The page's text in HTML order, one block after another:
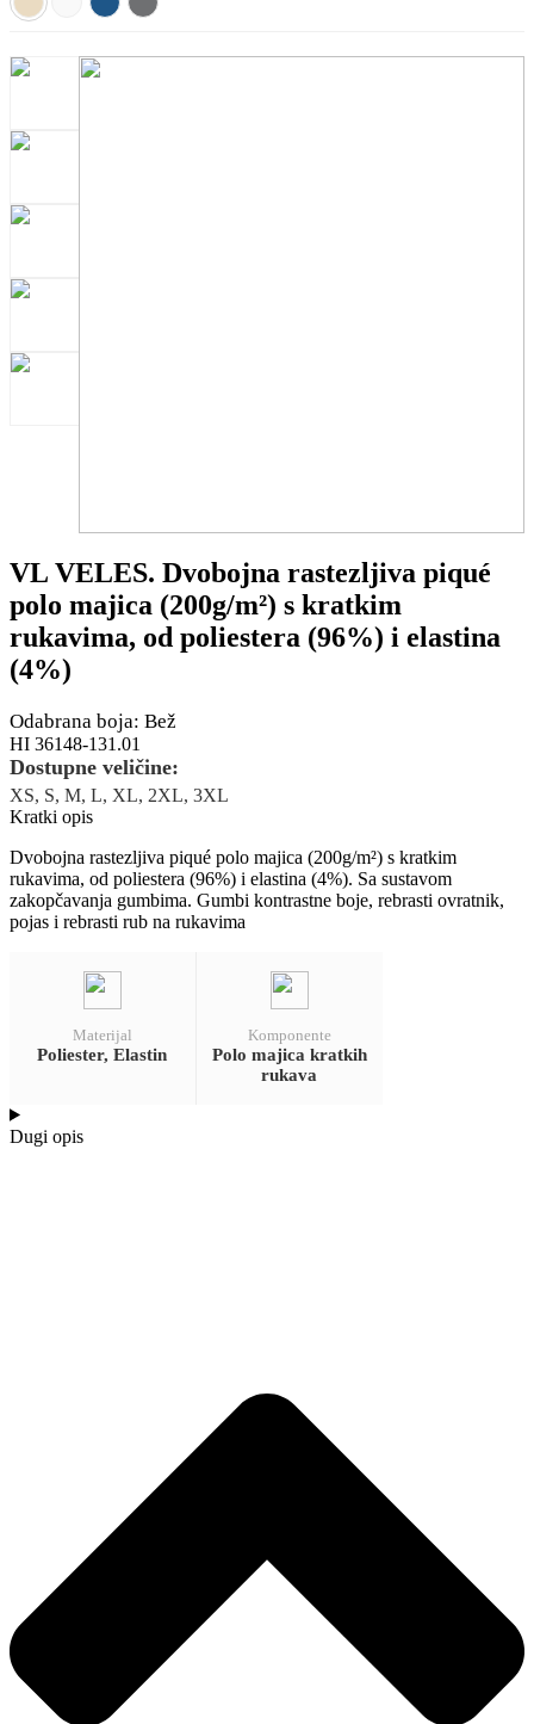
VL VELES. Dvobojna rastezljiva piqué
polo majica (200g/m²) s kratkim
rukavima, od poliestera (96%) i elastina
(4%)
Odabrana boja: Bež
HI 36148-131.01
Dostupne veličine:
XS, S, M, L, XL, 2XL, 3XL
Kratki opis
Dvobojna rastezljiva piqué polo majica (200g/m²) s kratkim
rukavima, od poliestera (96%) i elastina (4%). Sa sustavom
zakopčavanja gumbima. Gumbi kontrastne boje, rebrasti ovratnik,
pojas i rebrasti rub na rukavima
Materijal
Poliester, Elastin
Komponente
Polo majica kratkih
rukava
Dugi opis